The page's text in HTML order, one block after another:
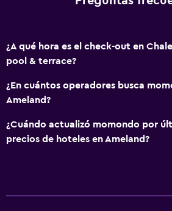
¿A qué hora es el check-out en
pool & terrace?
¿En cuántos operadores busca
Ameland?
¿Cuándo actualizó momondo por
precios de hoteles en Ameland?